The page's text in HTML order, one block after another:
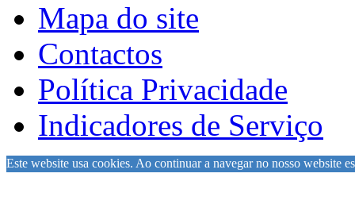
Mapa do site
Contactos
Política Privacidade
Indicadores de Serviço
Este website usa cookies. Ao continuar a navegar no nosso website